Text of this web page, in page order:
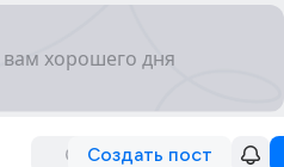
Создать пост